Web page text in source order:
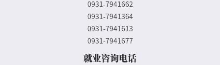
0931-7941662
0931-7941364
0931-7941613
0931-7941677
就业咨询电话